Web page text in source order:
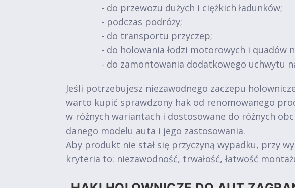
- do przewozu dużych i ciężkich ładunków;
- podczas podróży;
- do transportu przyczep;
- do holowania łodzi motorowych i quadów
- do zamontowania dodatkowego uchwytu
Jeśli potrzebujesz niezawodnego zaczepu
warto kupić sprawdzony hak od renomowanego
w różnych wariantach i dostosowane do różnych
danego modelu auta i jego zastosowania.
Aby produkt nie stał się przyczyną wypadku, przy
kryteria to: niezawodność, trwałość, łatwość